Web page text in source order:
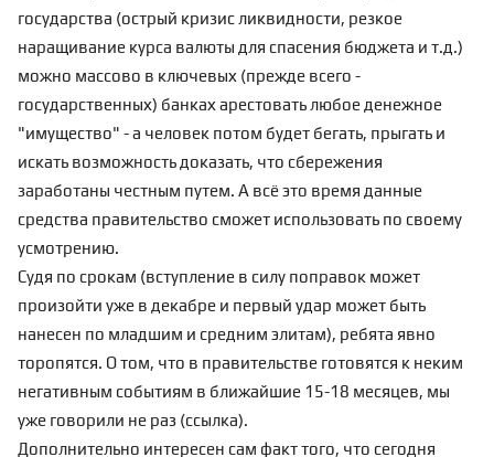
государства (острый кризис ликвидности, резкое
наращивание курса валюты для спасения бюджета и т.д.)
можно массово в ключевых (прежде всего -
государственных) банках арестовать любое денежное
"имущество" - а человек потом будет бегать, прыгать и
искать возможность доказать, что сбережения
заработаны честным путем. А всё это время данные
средства правительство сможет использовать по своему
усмотрению.
Судя по срокам (вступление в силу поправок может
произойти уже в декабре и первый удар может быть
нанесен по младшим и средним элитам), ребята явно
торопятся. О том, что в правительстве готовятся к неким
негативным событиям в ближайшие 15-18 месяцев, мы
уже говорили не раз (ссылка).
Дополнительно интересен сам факт того, что сегодня